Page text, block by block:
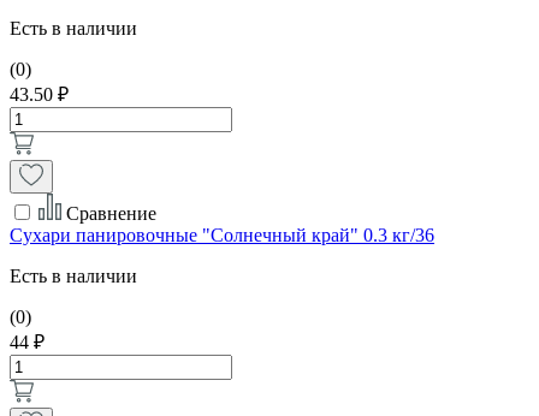
Есть в наличии
(0)
43.50 ₽
Сравнение
Сухари панировочные "Солнечный край" 0.3 кг/36
Есть в наличии
(0)
44 ₽